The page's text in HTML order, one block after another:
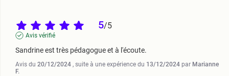
5/5
Avis vérifié
Sandrine est très pédagogue et à l'écoute.
Avis du 20/12/2024 , suite à une expérience du 13/12/2024 par Marianne
F.